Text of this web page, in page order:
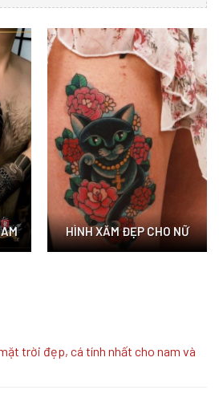
HÌNH XĂM ĐẸP CHO NỮ
trời đẹp, cá tính nhất cho nam và